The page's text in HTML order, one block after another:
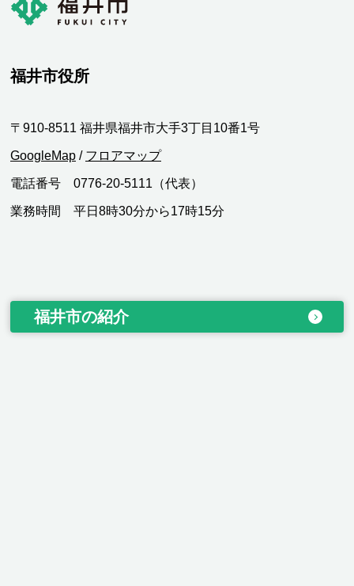
福井市役所
〒910-8511 福井県福井市大手3丁目10番1号
GoogleMap / フロアマップ
電話番号 0776-20-5111（代表）
業務時間 平日8時30分から17時15分
福井市の紹介